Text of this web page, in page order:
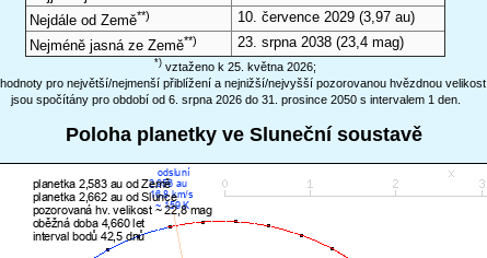
Nejdále od Země**) 10. července 2029 (3,97 au)
Nejméně jasná ze Země**) 23. srpna 2038 (23,4 mag)
*) vztaženo k 25. května 2026;
hodnoty pro největší/nejmenší přiblížení a nejnižší/nejvyšší pozorovanou hvězdnou velikost
jsou spočítány pro období od 6. srpna 2026 do 31. prosince 2050 s intervalem 1 den.
Poloha planetky ve Sluneční soustavě